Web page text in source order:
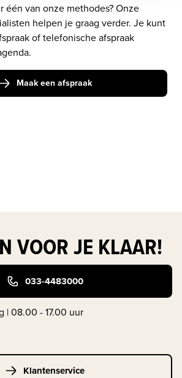
één van onze methodes? Onze
helpen je graag verder. Je kunt
of telefonische afspraak
Maak een afspraak
VOOR JE KLAAR!
033-4483000
| 08.00 - 17.00 uur
Klantenservice